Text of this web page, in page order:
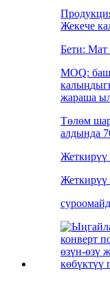
Жекече
Бети: Мат
MOQ:
жараша
Төлөм
алдында
Жеткирүү
Жеткирүү
суроо